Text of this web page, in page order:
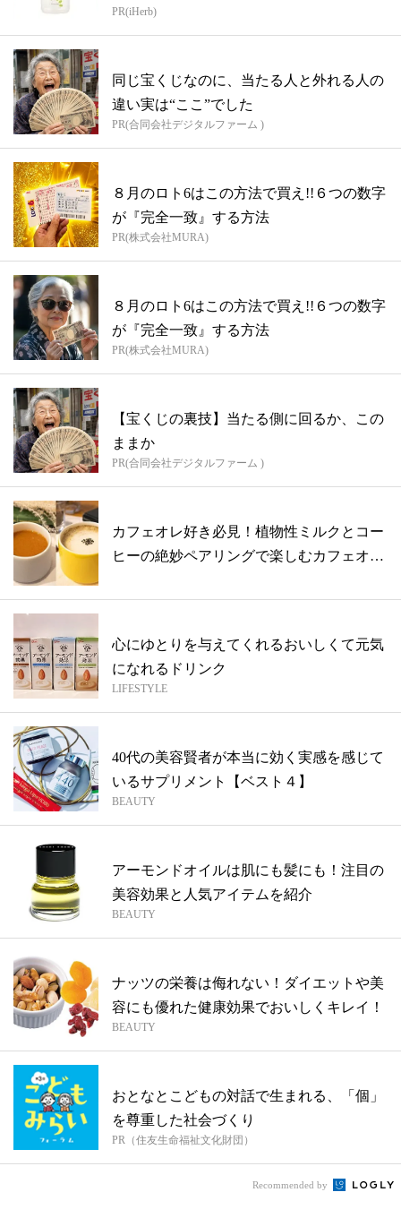
PR(iHerb)
同じ宝くじなのに、当たる人と外れる人の
違い実は“ここ”でした
PR(合同会社デジタルファーム )
８月のロト6はこの方法で買え!!６つの数字
が『完全一致』する方法
PR(株式会社MURA)
８月のロト6はこの方法で買え!!６つの数字
が『完全一致』する方法
PR(株式会社MURA)
【宝くじの裏技】当たる側に回るか、この
ままか
PR(合同会社デジタルファーム )
カフェオレ好き必見！植物性ミルクとコー
ヒーの絶妙ペアリングで楽しむカフェオレ
心にゆとりを与えてくれるおいしくて元気
になれるドリンク
LIFESTYLE
40代の美容賢者が本当に効く実感を感じて
いるサプリメント【ベスト４】
BEAUTY
アーモンドオイルは肌にも髪にも！注目の
美容効果と人気アイテムを紹介
BEAUTY
ナッツの栄養は侮れない！ダイエットや美
容にも優れた健康効果でおいしくキレイ！
BEAUTY
おとなとこどもの対話で生まれる、「個」
を尊重した社会づくり
PR（住友生命福祉文化財団）
Recommended by